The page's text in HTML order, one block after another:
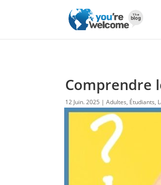
Comprendre
12 Juin. 2025 Adultes, Étudiants,